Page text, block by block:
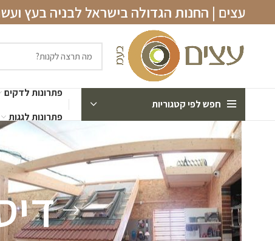
עצים | החנות הגדולה בישראל לבניה בעץ
חפש לפי קטגוריות
פתרונות לדקים
פתרונות לגגות